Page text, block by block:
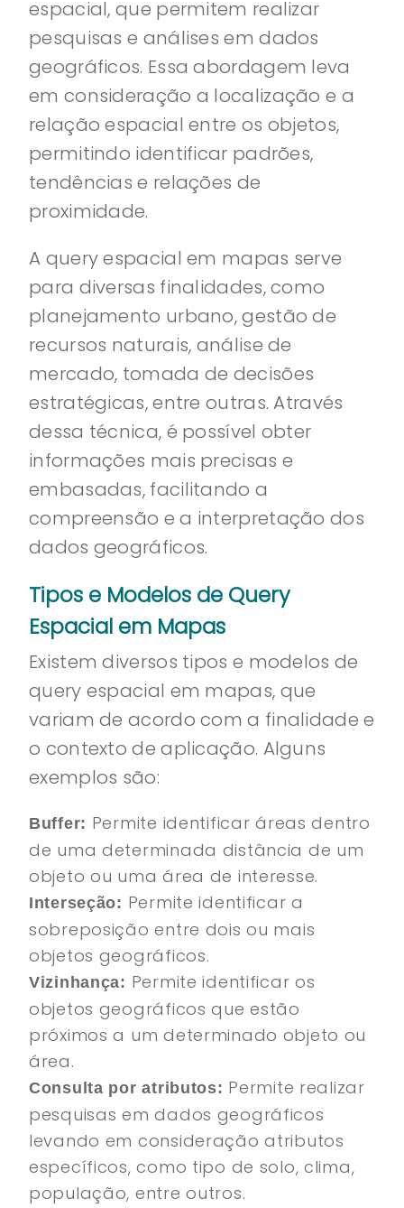
espacial, que permitem realizar
pesquisas e análises em dados
geográficos. Essa abordagem leva
em consideração a localização e a
relação espacial entre os objetos,
permitindo identificar padrões,
tendências e relações de
proximidade.
A query espacial em mapas serve
para diversas finalidades, como
planejamento urbano, gestão de
recursos naturais, análise de
mercado, tomada de decisões
estratégicas, entre outras. Através
dessa técnica, é possível obter
informações mais precisas e
embasadas, facilitando a
compreensão e a interpretação dos
dados geográficos.
Tipos e Modelos de Query
Espacial em Mapas
Existem diversos tipos e modelos de
query espacial em mapas, que
variam de acordo com a finalidade e
o contexto de aplicação. Alguns
exemplos são:
Buffer: Permite identificar áreas dentro
de uma determinada distância de um
objeto ou uma área de interesse.
Interseção: Permite identificar a
sobreposição entre dois ou mais
objetos geográficos.
Vizinhança: Permite identificar os
objetos geográficos que estão
próximos a um determinado objeto ou
área.
Consulta por atributos: Permite realizar
pesquisas em dados geográficos
levando em consideração atributos
específicos, como tipo de solo, clima,
população, entre outros.